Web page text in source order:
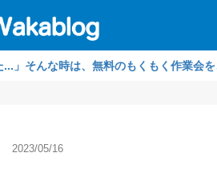
は、無料のもくもく作業会をご利用
2023/05/16